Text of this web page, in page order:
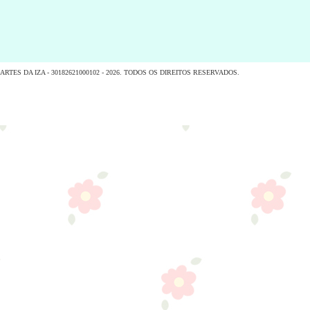
DA IZA - 30182621000102 - 2026. TODOS OS DIREITOS RESERVADOS.